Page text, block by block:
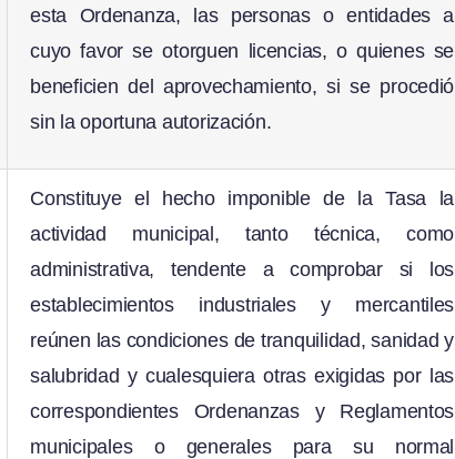
esta Ordenanza, las personas o entidades a
cuyo favor se otorguen licencias, o quienes se
beneficien del aprovechamiento, si se procedió
sin la oportuna autorización.
Constituye el hecho imponible de la Tasa la
actividad municipal, tanto técnica, como
administrativa, tendente a comprobar si los
establecimientos industriales y mercantiles
reúnen las condiciones de tranquilidad, sanidad y
salubridad y cualesquiera otras exigidas por las
correspondientes Ordenanzas y Reglamentos
municipales o generales para su normal